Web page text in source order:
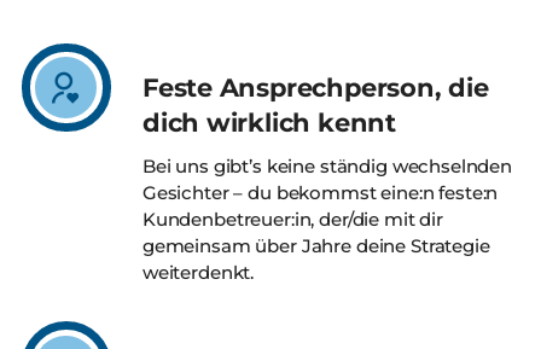
Feste Ansprechperson, die
dich wirklich kennt
Bei uns gibt’s keine ständig wechselnden
Gesichter – du bekommst eine:n feste:n
Kundenbetreuer:in, der/die mit dir
gemeinsam über Jahre deine Strategie
weiterdenkt.